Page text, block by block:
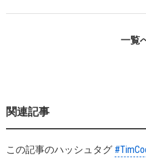
一覧
関連記事
この記事のハッシュタグ